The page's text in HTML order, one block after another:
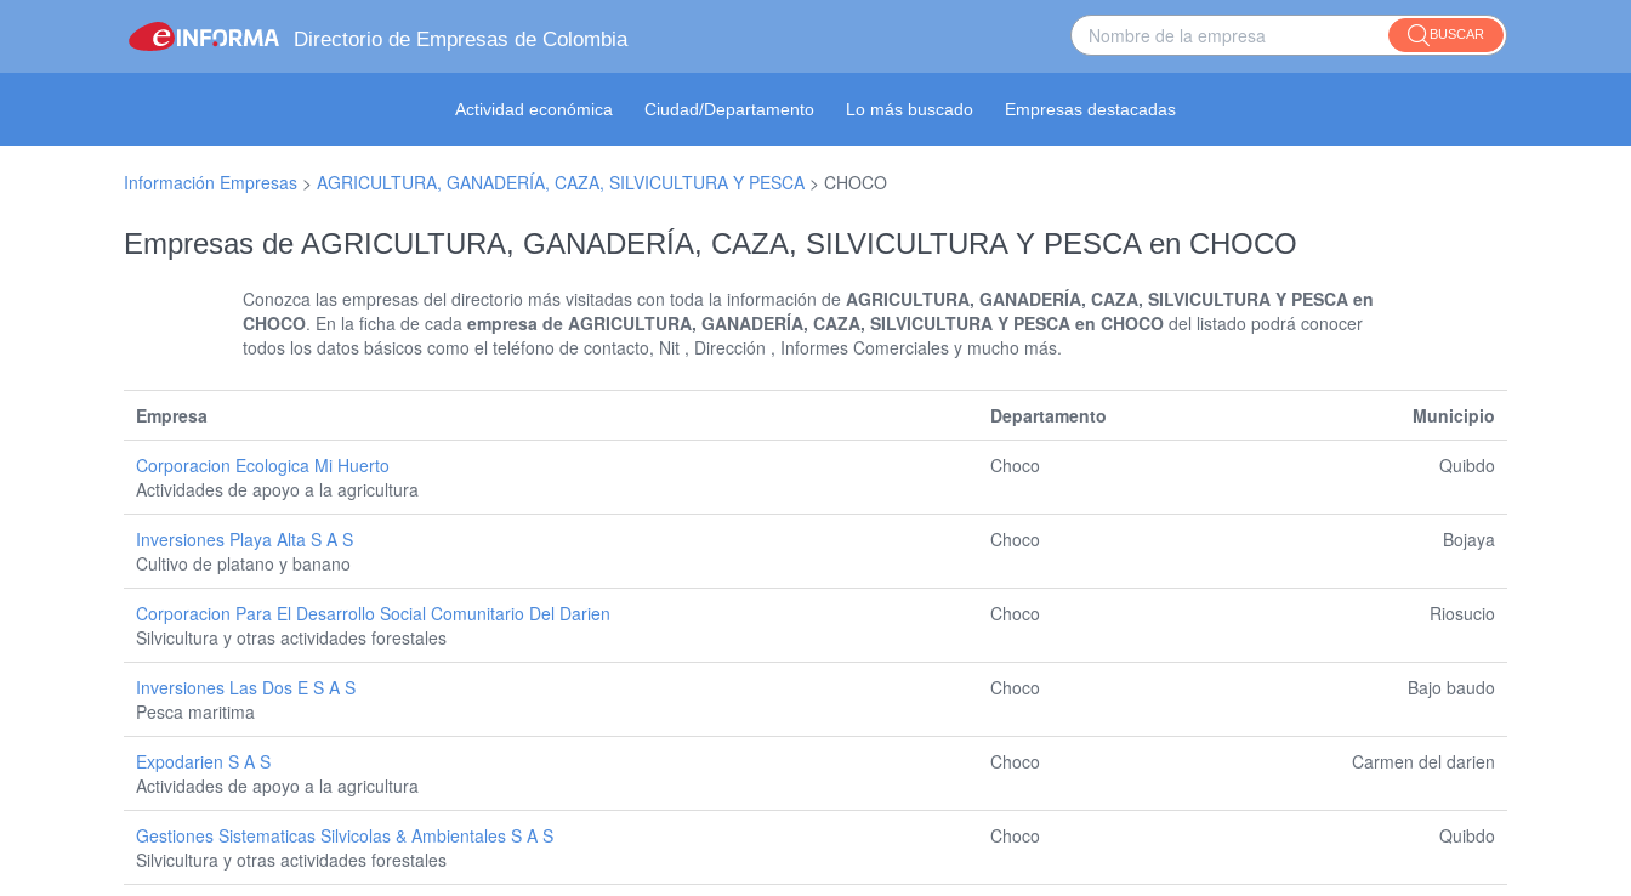
Directorio de Empresas de Colombia BUSCAR
Actividad económica Ciudad/Departamento Lo más buscado Empresas destacadas
Información Empresas > AGRICULTURA, GANADERÍA, CAZA, SILVICULTURA Y PESCA > CHOCO
Empresas de AGRICULTURA, GANADERÍA, CAZA, SILVICULTURA Y PESCA en CHOCO
Conozca las empresas del directorio más visitadas con toda la información de AGRICULTURA, GANADERÍA, CAZA, SILVICULTURA Y PESCA en
CHOCO. En la ficha de cada empresa de AGRICULTURA, GANADERÍA, CAZA, SILVICULTURA Y PESCA en CHOCOdel listado podrá conocer
todos los datos básicos como el teléfono de contacto, Nit , Dirección , Informes Comerciales y mucho más.
Empresa Departamento Municipio
Corporacion Ecologica Mi Huerto
Actividades de apoyo a la agricultura
Choco Quibdo
Inversiones Playa Alta S A S
Cultivo de platano y banano
Choco Bojaya
Corporacion Para El Desarrollo Social Comunitario Del Darien
Silvicultura y otras actividades forestales
Choco Riosucio
Inversiones Las Dos E S A S
Pesca maritima
Choco Bajo baudo
Expodarien S A S
Actividades de apoyo a la agricultura
Choco Carmen del darien
Gestiones Sistematicas Silvicolas & Ambientales S A S
Silvicultura y otras actividades forestales
Choco Quibdo